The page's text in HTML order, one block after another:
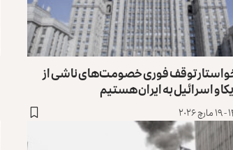
توقف فوری خصومت‌های ناشی از
و اسرائیل به ایران هستیم